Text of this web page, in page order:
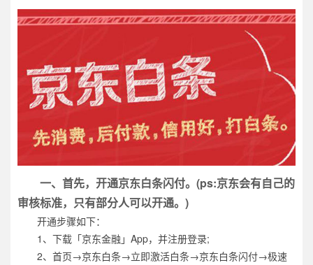
一、首先，开通京东白条闪付。(ps:京东会有自己的
审核标准，只有部分人可以开通。)
开通步骤如下：
1、下载「京东金融」App，并注册登录;
2、首页→京东白条→立即激活白条→京东白条闪付→极速